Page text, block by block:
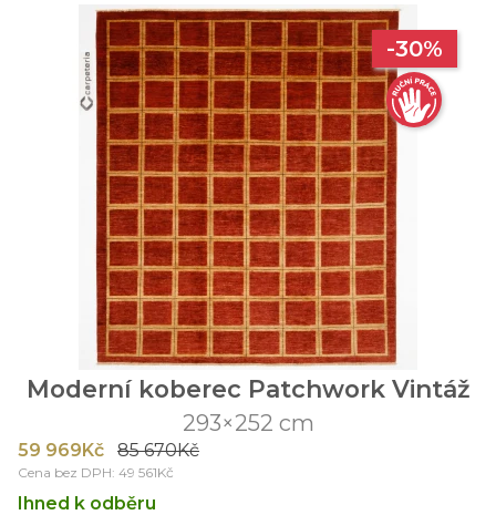
-30%
Moderní koberec Patchwork Vintáž
293×252 cm
59 969Kč 85 670Kč
Cena bez DPH: 49 561Kč
Ihned k odběru